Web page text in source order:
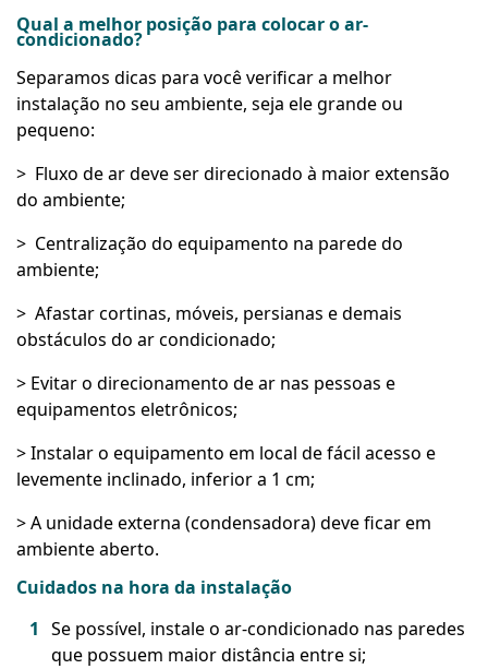
Qual a melhor posição para colocar o ar-
condicionado?
Separamos dicas para você verificar a melhor
instalação no seu ambiente, seja ele grande ou
pequeno:
> Fluxo de ar deve ser direcionado à maior extensão
do ambiente;
> Centralização do equipamento na parede do
ambiente;
> Afastar cortinas, móveis, persianas e demais
obstáculos do ar condicionado;
> Evitar o direcionamento de ar nas pessoas e
equipamentos eletrônicos;
> Instalar o equipamento em local de fácil acesso e
levemente inclinado, inferior a 1 cm;
> A unidade externa (condensadora) deve ficar em
ambiente aberto.
Cuidados na hora da instalação
Se possível, instale o ar-condicionado nas paredes
que possuem maior distância entre si;